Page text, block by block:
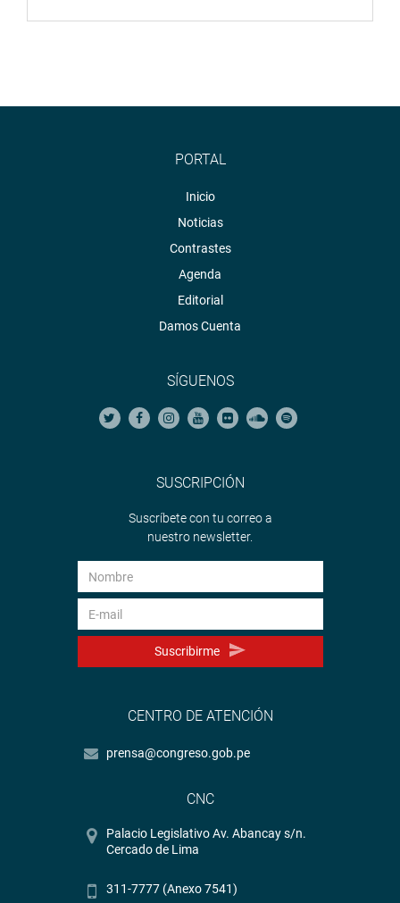
PORTAL
Inicio
Noticias
Contrastes
Agenda
Editorial
Damos Cuenta
SÍGUENOS
SUSCRIPCIÓN
Suscríbete con tu correo a
nuestro newsletter.
Suscribirme
CENTRO DE ATENCIÓN
prensa@congreso.gob.pe
CNC
Palacio Legislativo Av. Abancay s/n.
Cercado de Lima
311-7777 (Anexo 7541)